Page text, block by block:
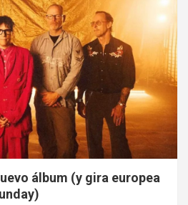
álbum (y gira europea